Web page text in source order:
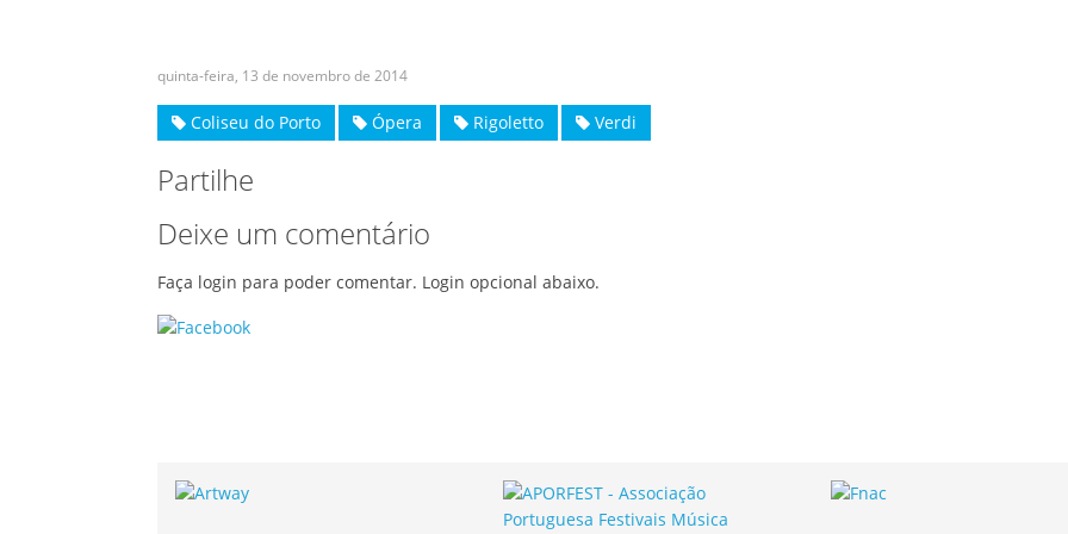
quinta-feira, 13 de novembro de 2014
Coliseu do Porto Ópera Rigoletto Verdi
Partilhe
Deixe um comentário
Faça login para poder comentar. Login opcional abaixo.